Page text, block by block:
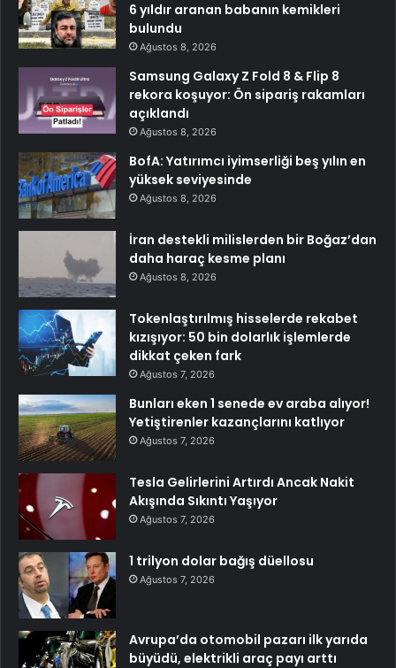
6 yıldır aranan babanın kemikleri
bulundu
Ağustos 8, 2026
Samsung Galaxy Z Fold 8 & Flip 8
rekora koşuyor: Ön sipariş rakamları
açıklandı
Ağustos 8, 2026
BofA: Yatırımcı iyimserliği beş yılın en
yüksek seviyesinde
Ağustos 8, 2026
İran destekli milislerden bir Boğaz’dan
daha haraç kesme planı
Ağustos 8, 2026
Tokenlaştırılmış hisselerde rekabet
kızışıyor: 50 bin dolarlık işlemlerde
dikkat çeken fark
Ağustos 7, 2026
Bunları eken 1 senede ev araba alıyor!
Yetiştirenler kazançlarını katlıyor
Ağustos 7, 2026
Tesla Gelirlerini Artırdı Ancak Nakit
Akışında Sıkıntı Yaşıyor
Ağustos 7, 2026
1 trilyon dolar bağış düellosu
Ağustos 7, 2026
Avrupa’da otomobil pazarı ilk yarıda
büyüdü, elektrikli araç payı arttı